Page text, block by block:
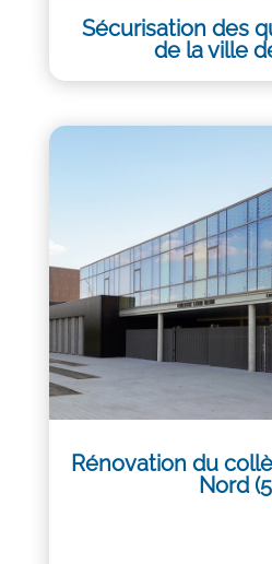
Sécurisation des
de la ville
Rénovation du
Nord